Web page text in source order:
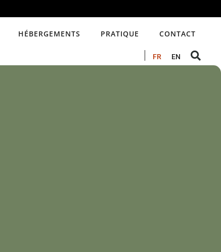
HÉBERGEMENTS PRATIQUE CONTACT
FR EN